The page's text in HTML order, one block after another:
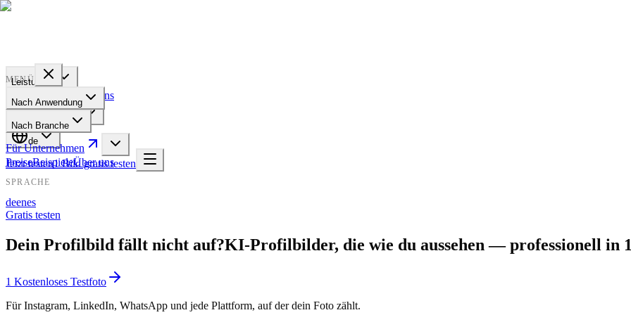
Leistungen
Über uns
Für Unternehmen
de
Jetzt testen1 Bild gratis testen
MENÜ
Nach Anwendung
Nach Branche
Für Unternehmen
PreiseBeispieleÜber uns
SPRACHE
deenes
Gratis testen
Dein Profilbild fällt nicht auf?KI-Profilbilder, die wie du aussehen — professionell in
1 Kostenloses Testfoto
Für Instagram, LinkedIn, WhatsApp und jede Plattform, auf der dein Foto zählt.